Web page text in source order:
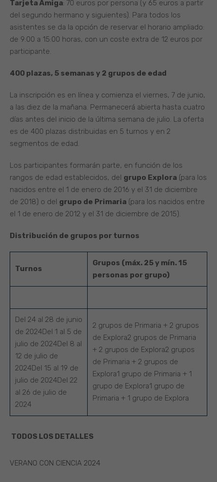
Tarjeta Amiga: 70 euros por persona (y 65 euros a partir
del segundo hermano y siguientes). Para todos los
asistentes se da la opción de reservar el horario ampliado:
de 9:00 a 15:00 horas, con un coste extra de 12 euros por
participante.
400 plazas, 5 semanas y 2 grupos de edad
La inscripción es en línea y comienza el viernes, 7 de junio,
a las diez de la mañana. Permanecerá abierta hasta cuatro
días antes del inicio de la última semana de julio. La oferta
es de 400 plazas distribuidas en 5 turnos y en 2
segmentos de edad.
Los participantes formarán parte, en función de los
rangos de edad establecidos, del grupo Explora (para los
nacidos entre el 1 de enero de 2016 y el 31 de diciembre
de 2018) o del grupo de Primaria (para los nacidos entre
el 1 de enero de 2012 y el 31 de diciembre de 2015).
Distribución de grupos por turnos
Turnos
Grupos (máx. 25 y mín. 15
personas por grupo)
Del 24 al 28 de junio
de 2024Del 1 al 5 de
julio de 2024Del 8 al
12 de julio de
2024Del 15 al 19 de
julio de 2024Del 22
al 26 de julio de
2024
2 grupos de Primaria + 2 grupos
de Explora2 grupos de Primaria
+ 2 grupos de Explora2 grupos
de Primaria + 2 grupos de
Explora1 grupo de Primaria + 1
grupo de Explora1 grupo de
Primaria + 1 grupo de Explora
TODOS LOS DETALLES
VERANO CON CIENCIA 2024